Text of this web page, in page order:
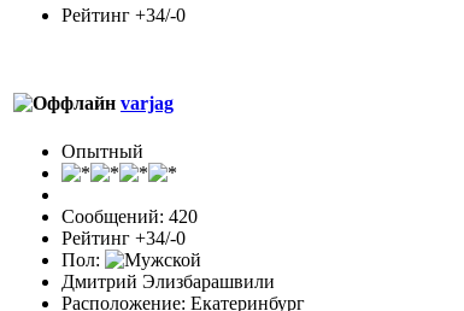
Рейтинг +34/-0
varjag
Опытный
Сообщений: 420
Рейтинг +34/-0
Пол:
Дмитрий Элизбарашвили
Расположение: Екатеринбург